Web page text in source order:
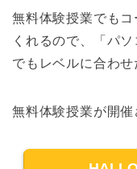
無料体験授業でも
くれるので、「パ
でもレベルに合わせ
無料体験授業が開催